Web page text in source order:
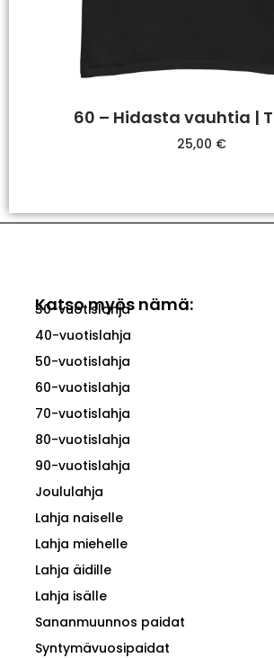
60 – Hidasta vauhtia |
25,00 €
Katso myös nämä:
30-vuotislahja
40-vuotislahja
50-vuotislahja
60-vuotislahja
70-vuotislahja
80-vuotislahja
90-vuotislahja
Joululahja
Lahja naiselle
Lahja miehelle
Lahja äidille
Lahja isälle
Sananmuunnos paidat
Syntymävuosipaidat